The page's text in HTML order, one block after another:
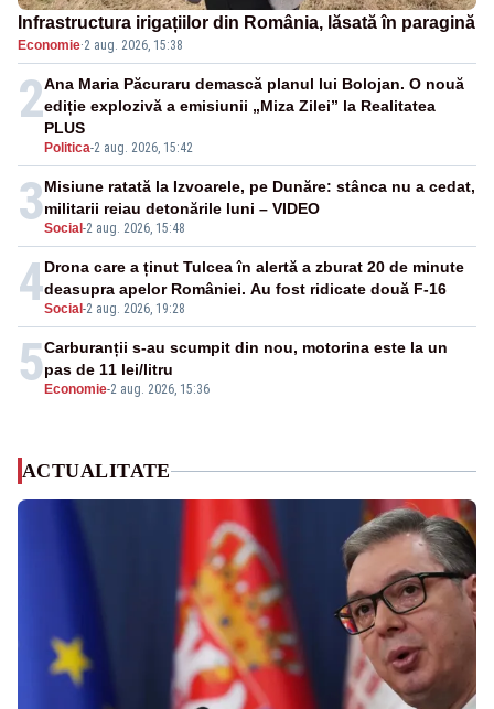
Infrastructura irigațiilor din România, lăsată în paragină
Economie·2 aug. 2026, 15:38
2
Politica-2 aug. 2026, 15:42
Ana Maria Păcuraru demască planul lui Bolojan. O nouă
ediție explozivă a emisiunii „Miza Zilei” la Realitatea
PLUS
3Social -2 aug. 2026, 15:48
Misiune ratată la Izvoarele, pe Dunăre: stânca nu a cedat,
militarii reiau detonările luni – VIDEO
4Social -2 aug. 2026, 19:28
Drona care a ținut Tulcea în alertă a zburat 20 de minute
deasupra apelor României. Au fost ridicate două F-16
5 Economie-2 aug. 2026, 15:36
Carburanții s-au scumpit din nou, motorina este la un
pas de 11 lei/litru
ACTUALITATE